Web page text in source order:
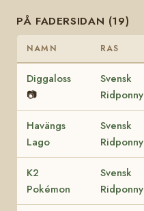
PÅ FADERSIDAN (19)
NAMN RAS
Diggaloss
📷
Svensk
Ridponny
Havängs
Lago
Svensk
Ridponny
K2
Pokémon
Svensk
Ridponny